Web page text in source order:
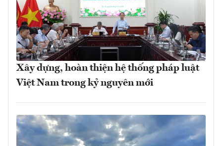
Xây dựng, hoàn thiện hệ thống pháp luật
Việt Nam trong kỷ nguyên mới